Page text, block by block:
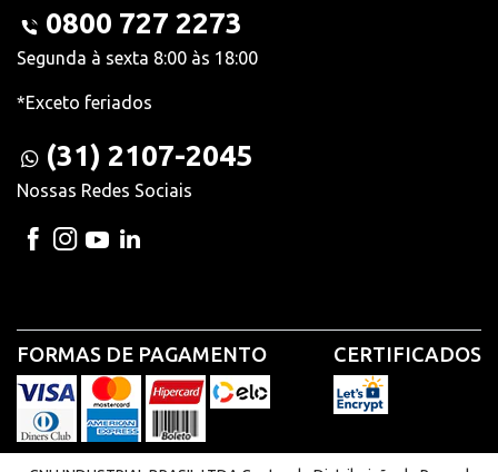
0800 727 2273
Segunda à sexta 8:00 às 18:00
*Exceto feriados
(31) 2107-2045
Nossas Redes Sociais
FORMAS DE PAGAMENTO CERTIFICADOS